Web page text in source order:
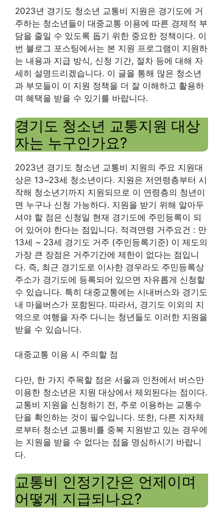
2023년 경기도 청소년 교통비 지원은 경기도에 거
주하는 청소년들이 대중교통 이용에 따른 경제적 부
담을 줄일 수 있도록 돕기 위한 중요한 정책이다. 이
번 블로그 포스팅에서는 본 지원 프로그램이 지원하
는 내용과 지급 방식, 신청 기간, 절차 등에 대해 자
세히 설명드리겠습니다. 이 글을 통해 많은 청소년
과 부모들이 이 지원 정책을 더 잘 이해하고 활용하
며 혜택을 받을 수 있기를 바랍니다.
경기도 청소년 교통지원 대상
자는 누구인가요?
2023년 경기도 청소년 교통비 지원의 주요 지원대
상은 13~23세 청소년이다. 지원은 저연령층부터 시
작해 청소년기까지 지원되므로 이 연령층의 청년이
면 누구나 신청 가능하다. 지원을 받기 위해 알아두
셔야 할 점은 신청일 현재 경기도에 주민등록이 되
어 있어야 한다는 점입니다. 적격연령 거주요건 : 만
13세 ~ 23세 경기도 거주 (주민등록기준) 이 제도의
가장 큰 장점은 거주기간에 제한이 없다는 점입니
다. 즉, 최근 경기도로 이사한 경우라도 주민등록상
주소가 경기도에 등록되어 있으면 자유롭게 신청할
수 있습니다. 특히 대중교통에는 시내버스와 경기도
내 마을버스가 포함된다. 따라서, 경기도 이외의 지
역으로 여행을 자주 다니는 청년들도 이러한 지원을
받을 수 있습니다.
대중교통 이용 시 주의할 점
다만, 한 가지 주목할 점은 서울과 인천에서 버스만
이용한 청소년은 지원 대상에서 제외된다는 점이다.
교통비 지원을 신청하기 전, 주로 이용하는 교통수
단을 확인하는 것이 필수입니다. 또한, 다른 지자체
로부터 청소년 교통비를 중복 지원받고 있는 경우에
는 지원을 받을 수 없다는 점을 명심하시기 바랍니
다.
교통비 인정기간은 언제이며
어떻게 지급되나요?